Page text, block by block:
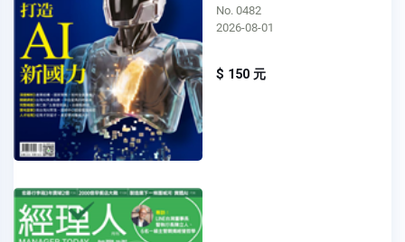
No. 0482
2026-08-01
$ 150 元